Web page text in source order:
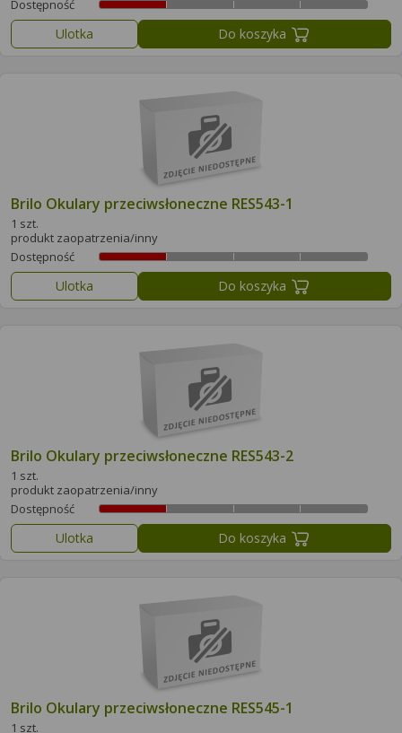
Dostępność
Ulotka Do koszyka
Brilo Okulary przeciwsłoneczne RES543-1
1 szt.
produkt zaopatrzenia/inny
Dostępność
Ulotka Do koszyka
Brilo Okulary przeciwsłoneczne RES543-2
1 szt.
produkt zaopatrzenia/inny
Dostępność
Ulotka Do koszyka
Brilo Okulary przeciwsłoneczne RES545-1
1 szt.